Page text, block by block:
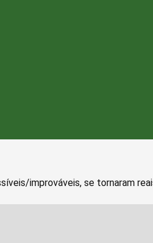
improváveis, se tornaram